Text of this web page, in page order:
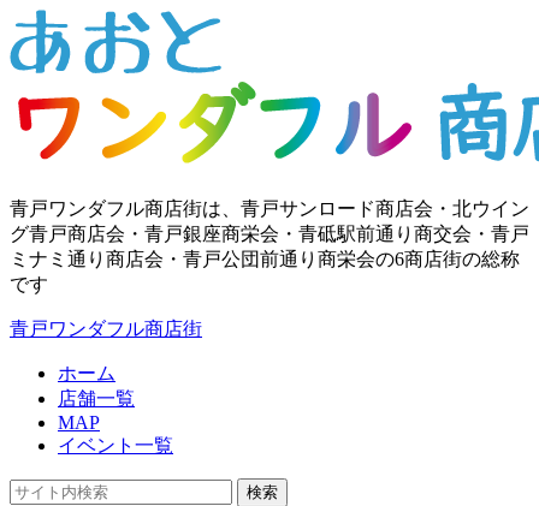
青戸ワンダフル商店街は、青戸サンロード商店会・北ウイン
グ青戸商店会・青戸銀座商栄会・青砥駅前通り商交会・青戸
ミナミ通り商店会・青戸公団前通り商栄会の6商店街の総称
です
青戸ワンダフル商店街
ホーム
店舗一覧
MAP
イベント一覧
検索